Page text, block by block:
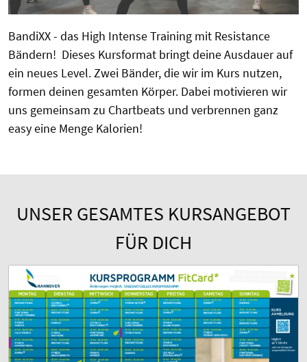
BandiXX - das High Intense Training mit Resistance
Bändern! Dieses Kursformat bringt deine Ausdauer auf
ein neues Level. Zwei Bänder, die wir im Kurs nutzen,
formen deinen gesamten Körper. Dabei motivieren wir
uns gemeinsam zu Chartbeats und verbrennen ganz
easy eine Menge Kalorien!
UNSER GESAMTES KURSANGEBOT
FÜR DICH